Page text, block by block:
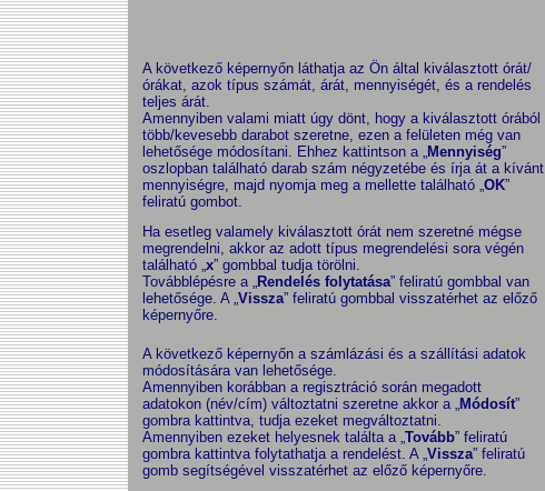
A következő képernyőn láthatja az Ön által kiválasztott órát/
órákat, azok típus számát, árát, mennyiségét, és a rendelés
teljes árát.
Amennyiben valami miatt úgy dönt, hogy a kiválasztott órából
több/kevesebb darabot szeretne, ezen a felületen még van
lehetősége módosítani. Ehhez kattintson a „Mennyiség”
oszlopban található darab szám négyzetébe és írja át a kívánt
mennyiségre, majd nyomja meg a mellette található „OK”
feliratú gombot.
Ha esetleg valamely kiválasztott órát nem szeretné mégse
megrendelni, akkor az adott típus megrendelési sora végén
található „x” gombbal tudja törölni.
Továbblépésre a „Rendelés folytatása” feliratú gombbal van
lehetősége. A „Vissza” feliratú gombbal visszatérhet az előző
képernyőre.
A következő képernyőn a számlázási és a szállítási adatok
módosítására van lehetősége.
Amennyiben korábban a regisztráció során megadott
adatokon (név/cím) változtatni szeretne akkor a „Módosít”
gombra kattintva, tudja ezeket megváltoztatni.
Amennyiben ezeket helyesnek találta a „Tovább” feliratú
gombra kattintva folytathatja a rendelést. A „Vissza” feliratú
gomb segítségével visszatérhet az előző képernyőre.